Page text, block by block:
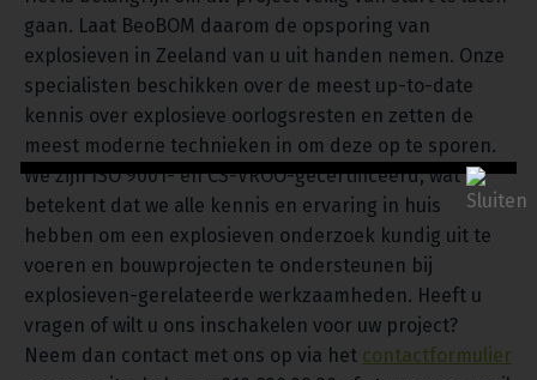
gaan. Laat BeoBOM daarom de opsporing van
explosieven in Zeeland van u uit handen nemen. Onze
specialisten beschikken over de meest up-to-date
kennis over explosieve oorlogsresten en zetten de
meest moderne technieken in om deze op te sporen.
We zijn ISO 9001- en CS-VROO-gecertificeerd, wat
betekent dat we alle kennis en ervaring in huis
hebben om een explosieven onderzoek kundig uit te
voeren en bouwprojecten te ondersteunen bij
explosieven-gerelateerde werkzaamheden. Heeft u
vragen of wilt u ons inschakelen voor uw project?
Neem dan contact met ons op via het contactformulier